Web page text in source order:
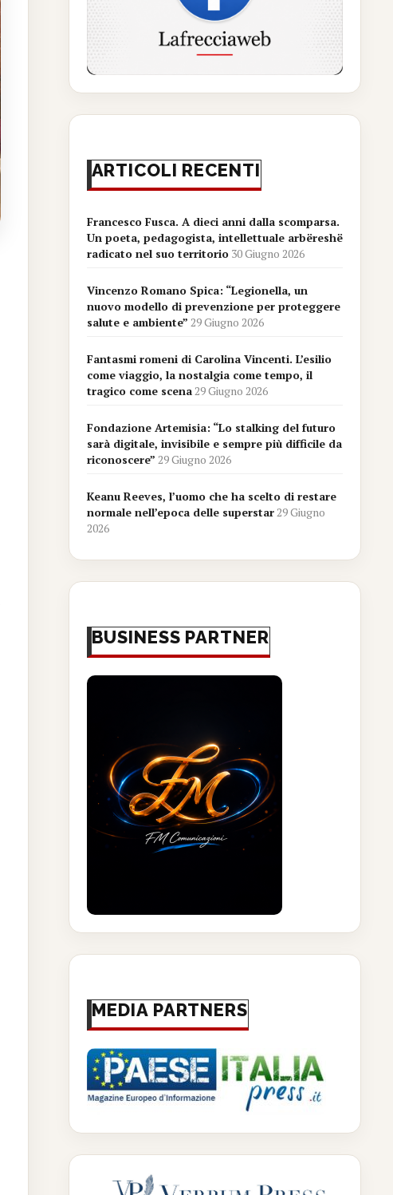
ARTICOLI RECENTI
Francesco Fusca. A dieci anni dalla scomparsa.
Un poeta, pedagogista, intellettuale arbëreshë
radicato nel suo territorio 30 Giugno 2026
Vincenzo Romano Spica: “Legionella, un
nuovo modello di prevenzione per proteggere
salute e ambiente” 29 Giugno 2026
Fantasmi romeni di Carolina Vincenti. L’esilio
come viaggio, la nostalgia come tempo, il
tragico come scena29 Giugno 2026
Fondazione Artemisia: “Lo stalking del futuro
sarà digitale, invisibile e sempre più difficile da
riconoscere” 29 Giugno 2026
Keanu Reeves, l’uomo che ha scelto di restare
normale nell’epoca delle superstar29 Giugno
2026
BUSINESS PARTNER
MEDIA PARTNERS